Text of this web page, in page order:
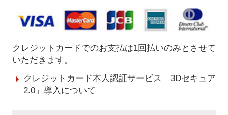
クレジットカードでのお支払は1回払いのみとさせて
いただきます。
クレジットカード本人認証サービス「3Dセキュア
2.0」導入について